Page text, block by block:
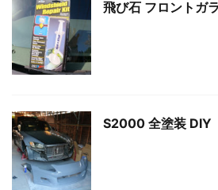
飛び石 フロントガ
S2000 全塗装 DIY